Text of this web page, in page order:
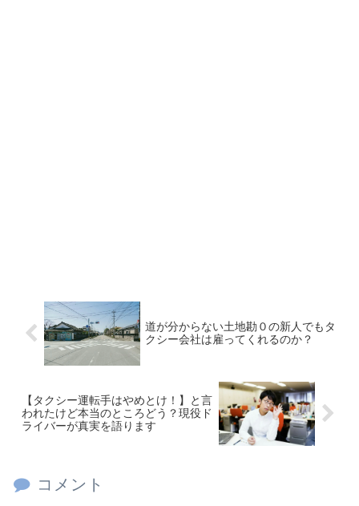
道が分からない土地勘０の新人でもタ
クシー会社は雇ってくれるのか？
【タクシー運転手はやめとけ！】と言
われたけど本当のところどう？現役ド
ライバーが真実を語ります
コメント